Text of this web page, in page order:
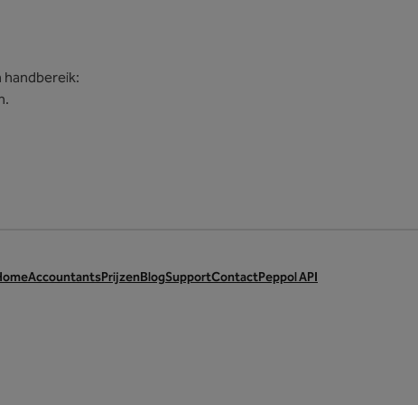
handbereik:
AccountantsPrijzenBlogSupportContactPeppol API